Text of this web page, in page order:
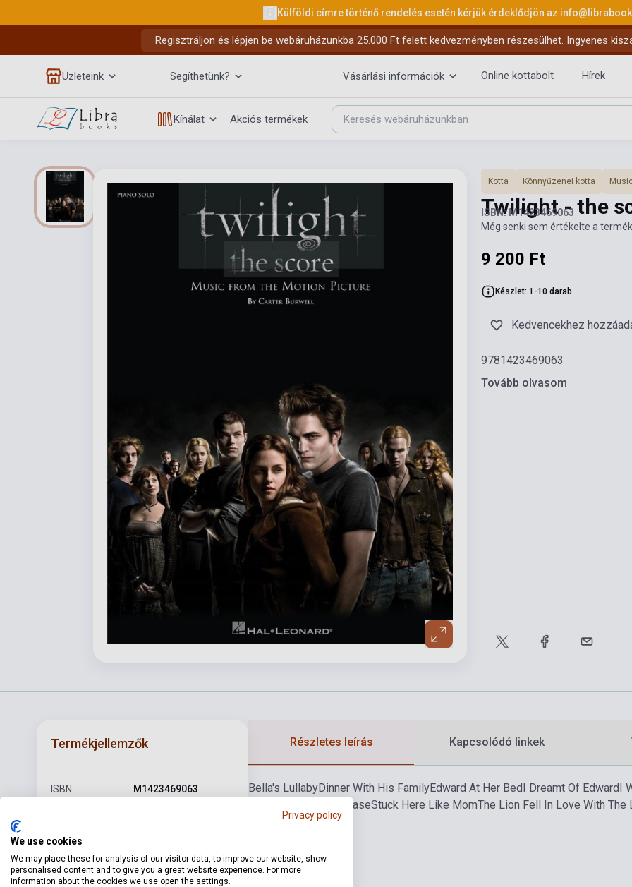
Külföldi címre történő rendelés esetén kérjük érdeklődjön az
Regisztráljon és lépjen be webáruházunkba 25.000 Ft felett kedvezményben részesülhet. Ingyenes
Üzleteink Segíthetünk? Vásárlási információk Online kottabolt Hírek
Kínálat Akciós termékek
Kotta Könnyűzenei kotta
Twilight - the
ISBN: M1423469063
Még senki sem értékelte a
9 200 Ft
Készlet: 1-10 darab
Kedvencekhez
9781423469063
Tovább olvasom
Termékjellemzők
ISBN M1423469063
Oldalszám
Kötés Puhakötés
Részletes leírás Kapcsolódó linkek
Bella's LullabyDinner With His FamilyEdward At Her Bed I Dreamt Of Edward I
Phascination PhaseStuck Here Like MomThe Lion Fell In Love With The
Privacy policy
We use cookies
We may place these for analysis of our visitor data, to improve our website, show
personalised content and to give you a great website experience. For more
information about the cookies we use open the settings.